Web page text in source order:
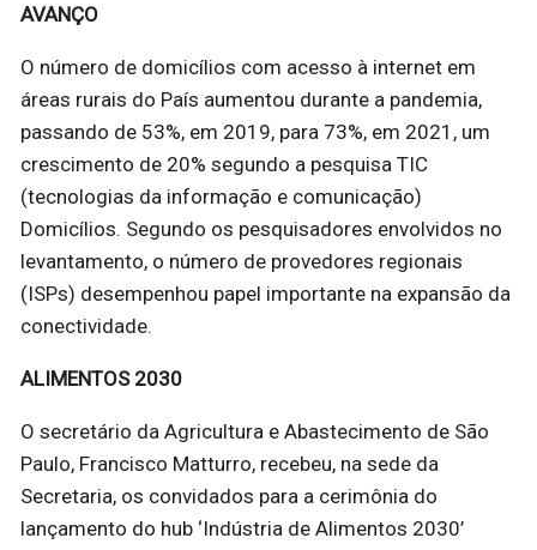
AVANÇO
O número de domicílios com acesso à internet em
áreas rurais do País aumentou durante a pandemia,
passando de 53%, em 2019, para 73%, em 2021, um
crescimento de 20% segundo a pesquisa TIC
(tecnologias da informação e comunicação)
Domicílios. Segundo os pesquisadores envolvidos no
levantamento, o número de provedores regionais
(ISPs) desempenhou papel importante na expansão da
conectividade.
ALIMENTOS 2030
O secretário da Agricultura e Abastecimento de São
Paulo, Francisco Matturro, recebeu, na sede da
Secretaria, os convidados para a cerimônia do
lançamento do hub ‘Indústria de Alimentos 2030’